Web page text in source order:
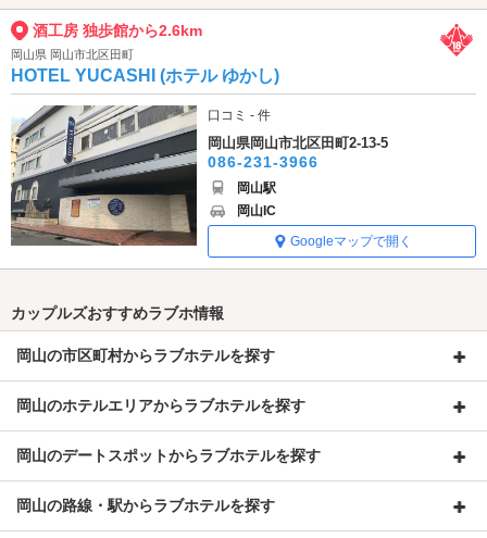
酒工房 独歩館から2.6km
岡山県 岡山市北区田町
HOTEL YUCASHI (ホテル ゆかし)
口コミ - 件
岡山県岡山市北区田町2-13-5
086-231-3966
岡山駅
岡山IC
Googleマップで開く
カップルズおすすめラブホ情報
岡山の市区町村からラブホテルを探す
岡山のホテルエリアからラブホテルを探す
岡山のデートスポットからラブホテルを探す
岡山の路線・駅からラブホテルを探す